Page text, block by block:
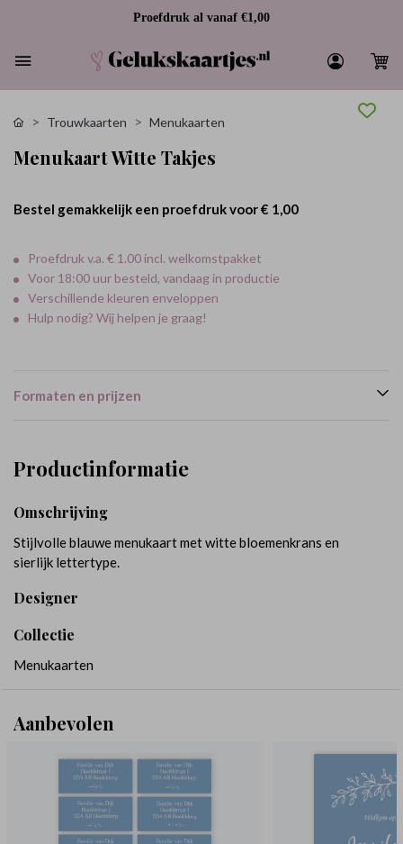
Proefdruk al vanaf €1,00
Trouwkaarten Menukaarten
Menukaart Witte Takjes
Bestel gemakkelijk een proefdruk voor€ 1,00
Proefdruk v.a. € 1.00 incl. welkomstpakket
Voor 18:00 uur besteld, vandaag in productie
Verschillende kleuren enveloppen
Hulp nodig? Wij helpen je graag!
Formaten en prijzen
Productinformatie
Omschrijving
Stijlvolle blauwe menukaart met witte bloemenkrans en
sierlijk lettertype.
Designer
Collectie
Menukaarten
Aanbevolen